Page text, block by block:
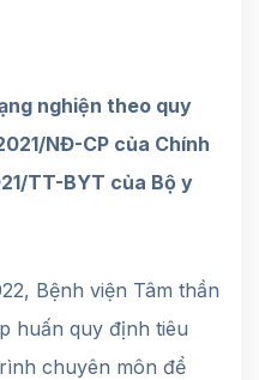
nghiện theo quy
NĐ-CP của Chính
TT-BYT của Bộ y
Bệnh viện Tâm thần
huấn quy định tiêu
chuyên môn để